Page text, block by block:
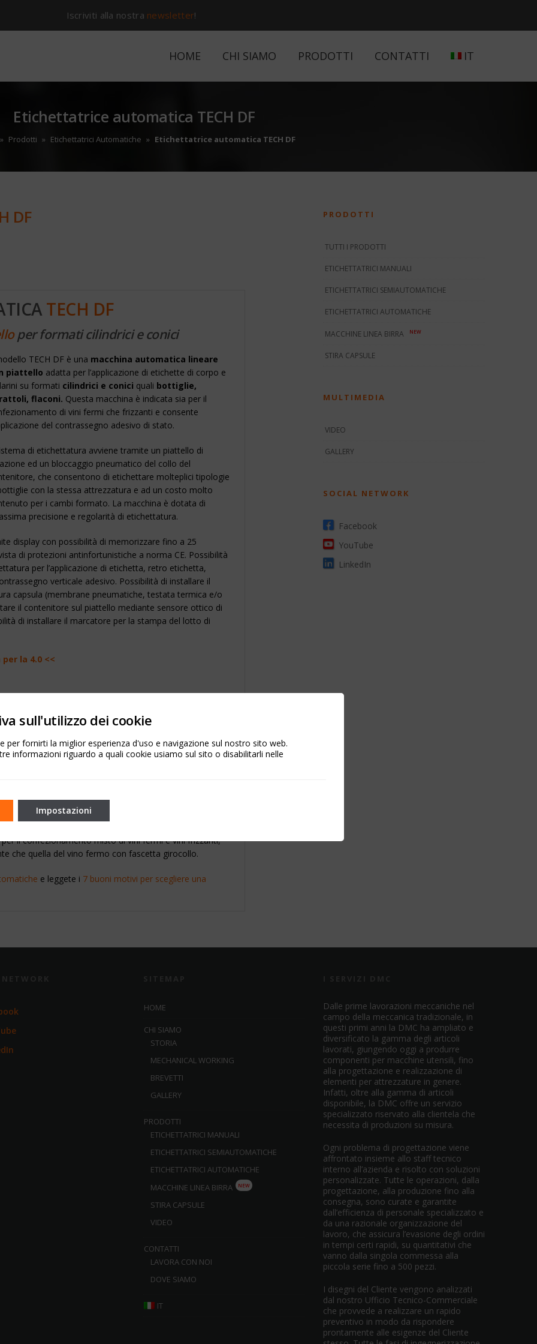
Iscriviti alla nostranewsletter
HOME CHI SIAMO PRODOTTI CONTATTI IT
Etichettatrice automatica TECH DF
» Prodotti » Etichettatrici Automatiche » Etichettatrice automatica TECH DF
DF
TECH DF
per formati cilindrici e conici
TECH DF è una macchina automatica lineare
piattello adatta per l’applicazione di etichette di corpo e
su formati cilindrici e conici quali bottiglie,
flaconi. Questa macchina è indicata sia per il
di vini fermi che frizzanti e consente
del contrassegno adesivo di stato.
di etichettatura avviene tramite un piattello di
ed un bloccaggio pneumatico del collo del
che consentono di etichettare molteplici tipologie
con la stessa attrezzatura e ad un costo molto
per i cambi formato. La macchina è dotata di
precisione e regolarità di etichettatura.
display con possibilità di memorizzare fino a 25
di protezioni antinfortunistiche a norma CE. Possibilità
per l’applicazione di etichetta, retro etichetta,
verticale adesivo. Possibilità di installare il
capsula (membrane pneumatiche, testata termica e/o
il contenitore sul piattello mediante sensore ottico di
di installare il marcatore per la stampa del lotto di
la 4.0 <<
mm
e gruppo pneumatico)
l/min
il confezionamento misto di vini fermi e vini frizzanti,
che quella del vino fermo con fascetta girocollo.
e leggete i 7 buoni motivi per scegliere una
PRODOTTI
TUTTI I PRODOTTI
ETICHETTATRICI MANUALI
ETICHETTATRICI SEMIAUTOMATICHE
ETICHETTATRICI AUTOMATICHE
MACCHINE LINEA BIRRA NEW
STIRA CAPSULE
MULTIMEDIA
VIDEO
GALLERY
SOCIAL NETWORK
Facebook
YouTube
LinkedIn
HOME
CHI SIAMO
STORIA
MECHANICAL WORKING
BREVETTI
GALLERY
PRODOTTI
ETICHETTATRICI MANUALI
ETICHETTATRICI SEMIAUTOMATICHE
ETICHETTATRICI AUTOMATICHE
MACCHINE LINEA BIRRA
NEW
STIRA CAPSULE
VIDEO
CONTATTI
LAVORA CON NOI
DOVE SIAMO
IT
Dalle prime lavorazioni meccaniche nel
campo della meccanica tradizionale, in
questi primi anni la DMC ha ampliato e
diversificato la gamma degli articoli
lavorati, giungendo oggi a produrre
componenti per macchine utensili, fino
alla progettazione e realizzazione di
elementi per attrezzature in genere.
Infatti, oltre alla gamma di articoli
disponibile, la DMC offre un servizio
specializzato riservato alla clientela che
necessita di produzioni su misura.
Ogni problema di progettazione viene
affrontato insieme allo staff tecnico
interno all’azienda e risolto con soluzioni
personalizzate. Tutte le operazioni, dalla
progettazione, alla produzione fino alla
consegna, sono curate e garantite
dall’efficienza di personale specializzato e
da una razionale organizzazione del
lavoro, che assicura l’evasione degli ordini
in tempi certi rapidi, su quantitativi che
vanno dalla singola commessa alla
piccola serie fino a 500 pezzi.
I disegni del Cliente vengono analizzati
dal nostro Ufficio Tecnico-Commerciale
che provvede a realizzare un rapido
preventivo in modo da rispondere
prontamente alle esigenze del Cliente
sull'utilizzo dei cookie
per fornirti la miglior esperienza d'uso e navigazione sul nostro sito web.
informazioni riguardo a quali cookie usiamo sul sito o disabilitarli nelle
Impostazioni